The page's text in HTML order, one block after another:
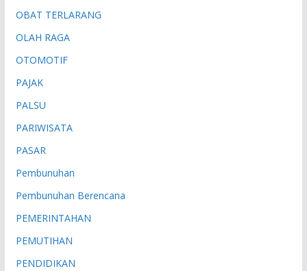
OBAT TERLARANG
OLAH RAGA
OTOMOTIF
PAJAK
PALSU
PARIWISATA
PASAR
Pembunuhan
Pembunuhan Berencana
PEMERINTAHAN
PEMUTIHAN
PENDIDIKAN